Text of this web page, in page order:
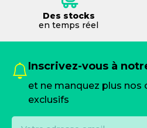
Des stocks
en temps réel
Inscrivez-vous à
et ne manquez plus nos
exclusifs